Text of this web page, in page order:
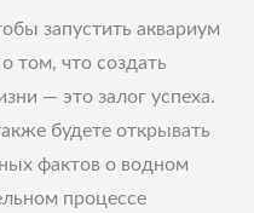
запустить аквариум
том, что создать
— это залог успеха.
будете открывать
фактов о водном
процессе